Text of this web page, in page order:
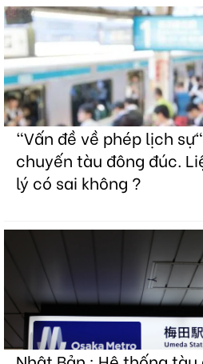
"Vấn đề về phép lịch
chuyến tàu đông đúc.
lý có sai không ?